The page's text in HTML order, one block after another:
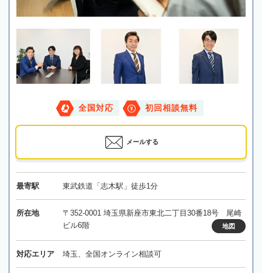
全国対応 初回相談無料
メールする
最寄駅 東武鉄道「志木駅」徒歩1分
所在地
〒352-0001 埼玉県新座市東北二丁目30番18号 尾崎
ビル6階
地図
対応エリア 埼玉、全国オンライン相談可